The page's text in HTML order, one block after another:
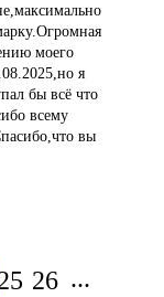
моего
я
бы всё что
всему
вы
26 ...